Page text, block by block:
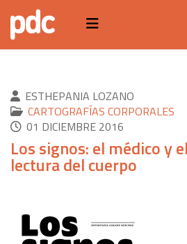
ESTHEPANIA LOZANO
CARTOGRAFÍAS CORPORALES
01 DICIEMBRE 2016
Los signos: el médico y
lectura del cuerpo